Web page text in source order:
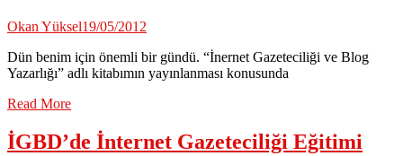
Okan Yüksel19/05/2012
Dün benim için önemli bir gündü. “İnernet Gazeteciliği ve Blog
Yazarlığı” adlı kitabımın yayınlanması konusunda
Read More
İGBD’de İnternet Gazeteciliği Eğitimi